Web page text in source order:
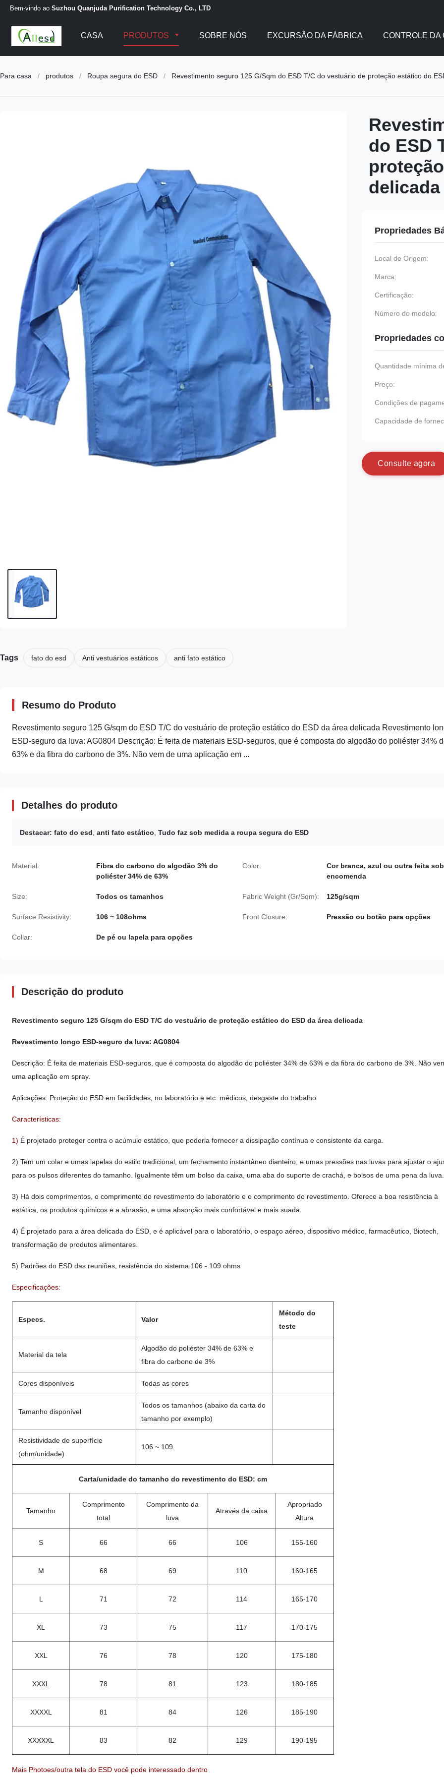
Bem-vindo ao Suzhou Quanjuda Purification Technology Co., LTD
CASA PRODUTOS SOBRE NÓS EXCURSÃO DA FÁBRICA CONTROLE DA
Para casa / produtos / Roupa segura do ESD / Revestimento seguro 125 G/Sqm do ESD T/C do vestuário de proteção estático do
do ESD
delicada
Propriedades
Local de Origem:
Marca:
Certificação:
Número do modelo:
Propriedades
Quantidade mínima
Preço:
Condições de
Capacidade de
Consu te agora
Tags fato do esd Anti vestuários estáticos anti fato estático
Resumo do Produto
Revestimento seguro 125 G/sqm do ESD T/C do vestuário de proteção estático do ESD da área delicada Revestimento
ESD-seguro da luva: AG0804 Descrição: É feita de materiais ESD-seguros, que é composta do algodão do poliéster 34%
63% e da fibra do carbono de 3%. Não vem de uma aplicação em ...
Detalhes do produto
Destacar: fato do esd, anti fato estático, Tudo faz sob medida a roupa segura do ESD
Material:
Fibra do carbono do algodão 3% do
poliéster 34% de 63%
Color:
Cor branca, azul ou outra feita sob
encomenda
Size: Todos os tamanhos Fabric Weight (Gr/Sqm): 125g/sqm
Surface Resistivity: 106 ~ 108ohms Front Closure: Pressão ou botão para opções
Collar: De pé ou lapela para opções
Descrição do produto
Revestimento seguro 125 G/sqm do ESD T/C do vestuário de proteção estático do ESD da área delicada
Revestimento longo ESD-seguro da luva: AG0804
Descrição: É feita de materiais ESD-seguros, que é composta do algodão do poliéster 34% de 63% e da fibra do carbono de 3%. Não
uma aplicação em spray.
Aplicações: Proteção do ESD em facilidades, no laboratório e etc. médicos, desgaste do trabalho
Características:
1) É projetado proteger contra o acúmulo estático, que poderia fornecer a dissipação contínua e consistente da carga.
2) Tem um colar e umas lapelas do estilo tradicional, um fechamento instantâneo dianteiro, e umas pressões nas luvas para ajustar o
para os pulsos diferentes do tamanho. Igualmente têm um bolso da caixa, uma aba do suporte de crachá, e bolsos de uma pena da luva.
3) Há dois comprimentos, o comprimento do revestimento do laboratório e o comprimento do revestimento. Oferece a boa resistência à
estática, os produtos químicos e a abrasão, e uma absorção mais confortável e mais suada.
4) É projetado para a área delicada do ESD, e é aplicável para o laboratório, o espaço aéreo, dispositivo médico, farmacêutico, Biotech,
transformação de produtos alimentares.
5) Padrões do ESD das reuniões, resistência do sistema 106 - 109 ohms
Especificações:
Especs. Valor
Método do
teste
Material da tela
Algodão do poliéster 34% de 63% e
fibra do carbono de 3%
Cores disponíveis Todas as cores
Tamanho disponível
Todos os tamanhos (abaixo da carta do
tamanho por exemplo)
Resistividade de superfície
(ohm/unidade)
106 ~ 109
Carta/unidade do tamanho do revestimento do ESD: cm
Tamanho
Comprimento
total
Comprimento da
luva
Através da caixa
Apropriado
Altura
S 66 66 106 155-160
M 68 69 110 160-165
L 71 72 114 165-170
XL 73 75 117 170-175
XXL 76 78 120 175-180
XXXL 78 81 123 180-185
XXXXL 81 84 126 185-190
XXXXXL 83 82 129 190-195
Mais Photoes/outra tela do ESD você pode interessado dentro